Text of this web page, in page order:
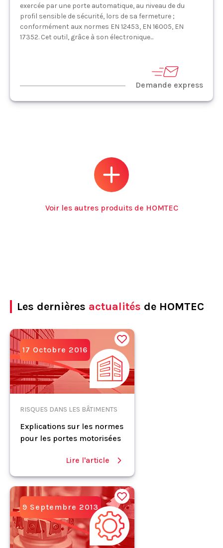
exercée par une porte automatique, au niveau de du
profil sensible de sécurité, lors de sa fermeture ;
conformément aux normes EN 12453, EN 16005, EN
17352. Cet outil, grâce à son électronique...
Demande express
Voir les autres produits de HOMTEC
Les dernières actualités de HOMTEC
17 Octobre 2016
RISQUES DANS LES BÂTIMENTS
Explications sur les normes
pour les portes motorisées
Lire l'article
9 Septembre 2013